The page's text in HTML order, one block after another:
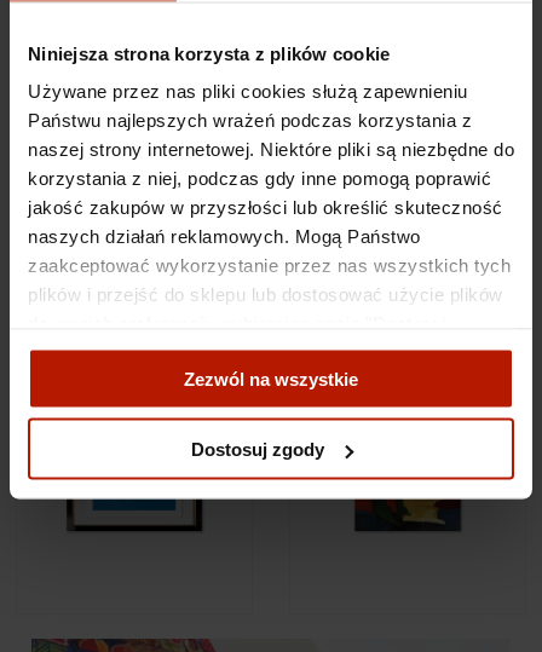
Niniejsza strona korzysta z plików cookie
Używane przez nas pliki cookies służą zapewnieniu
Państwu najlepszych wrażeń podczas korzystania z
naszej strony internetowej. Niektóre pliki są niezbędne do
korzystania z niej, podczas gdy inne pomogą poprawić
jakość zakupów w przyszłości lub określić skuteczność
naszych działań reklamowych. Mogą Państwo
zaakceptować wykorzystanie przez nas wszystkich tych
plików i przejść do sklepu lub dostosować użycie plików
zgody".
Więcej o plikach cookies przeczytasz w naszej Polityce
Zezwól na wszystkie
Dostosuj zgody
Shipping costs
Related
products